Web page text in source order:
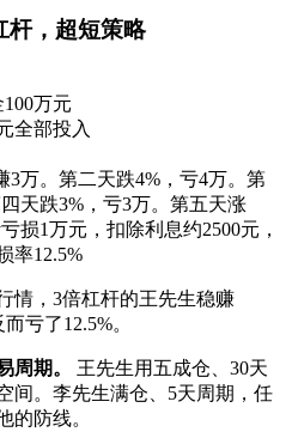
杆，超短策略
万元
全部投入
3万。第二天跌4%，亏4万。第
天跌3%，亏3万。第五天涨
损1万元，扣除利息约2500元，
率12.5%
情，3倍杠杆的王先生稳赚
亏了12.5%。
周期。
‌ 王先生用五成仓、30天
间。李先生满仓、5天周期，任
的防线。